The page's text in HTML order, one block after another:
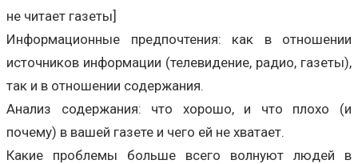
не читает газеты]
Информационные предпочтения: как в отношении
источников информации (телевидение, радио, газеты),
так и в отношении содержания.
Анализ содержания: что хорошо, и что плохо (и
почему) в вашей газете и чего ей не хватает.
Какие проблемы больше всего волнуют людей в